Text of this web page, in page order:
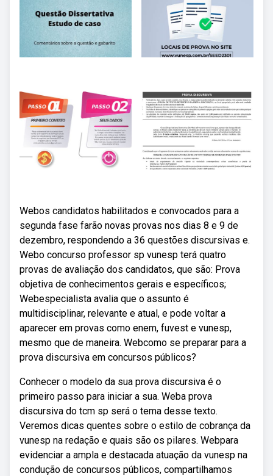
Webos candidatos habilitados e convocados para a
segunda fase farão novas provas nos dias 8 e 9 de
dezembro, respondendo a 36 questões discursivas e.
Webo concurso professor sp vunesp terá quatro
provas de avaliação dos candidatos, que são: Prova
objetiva de conhecimentos gerais e específicos;
Webespecialista avalia que o assunto é
multidisciplinar, relevante e atual, e pode voltar a
aparecer em provas como enem, fuvest e vunesp,
mesmo que de maneira. Webcomo se preparar para a
prova discursiva em concursos públicos?
Conhecer o modelo da sua prova discursiva é o
primeiro passo para iniciar a sua. Weba prova
discursiva do tcm sp será o tema desse texto.
Veremos dicas quentes sobre o estilo de cobrança da
vunesp na redação e quais são os pilares. Webpara
evidenciar a ampla e destacada atuação da vunesp na
condução de concursos públicos, compartilhamos